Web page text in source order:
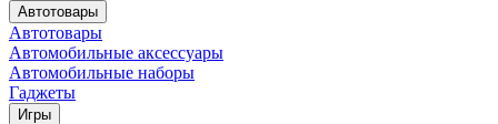
Автотовары
Автотовары
Автомобильные аксессуары
Автомобильные наборы
Гаджеты
Игры